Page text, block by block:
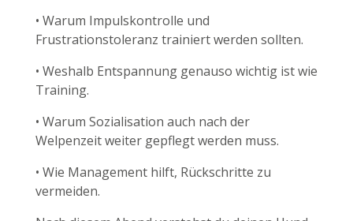
• Warum Impulskontrolle und
Frustrationstoleranz trainiert werden sollten.
• Weshalb Entspannung genauso wichtig ist wie
Training.
• Warum Sozialisation auch nach der
Welpenzeit weiter gepflegt werden muss.
• Wie Management hilft, Rückschritte zu
vermeiden.